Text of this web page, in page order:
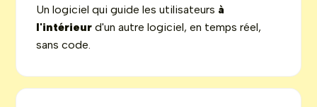
Un logiciel qui guide les utilisateurs à
l'intérieur d'un autre logiciel, en temps réel,
sans code.